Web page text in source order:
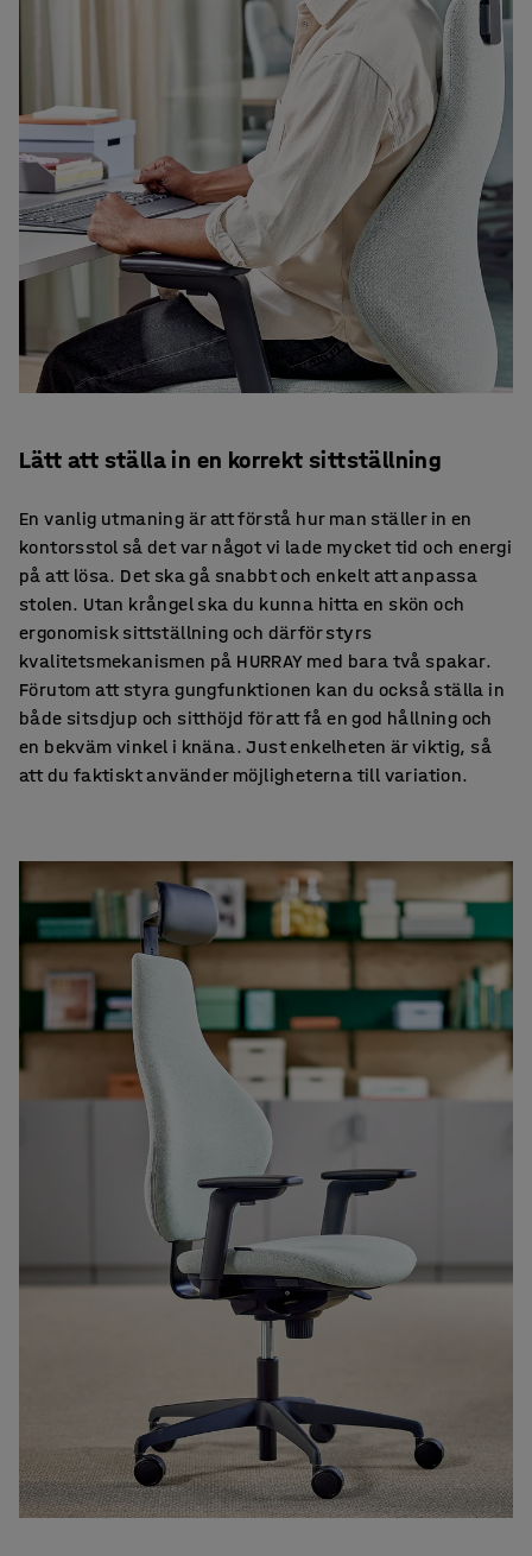
Lätt att ställa in en korrekt sittställning
En vanlig utmaning är att förstå hur man ställer in en
kontorsstol så det var något vi lade mycket tid och energi
på att lösa. Det ska gå snabbt och enkelt att anpassa
stolen. Utan krångel ska du kunna hitta en skön och
ergonomisk sittställning och därför styrs
kvalitetsmekanismen på HURRAY med bara två spakar.
Förutom att styra gungfunktionen kan du också ställa in
både sitsdjup och sitthöjd för att få en god hållning och
en bekväm vinkel i knäna. Just enkelheten är viktig, så
att du faktiskt använder möjligheterna till variation.